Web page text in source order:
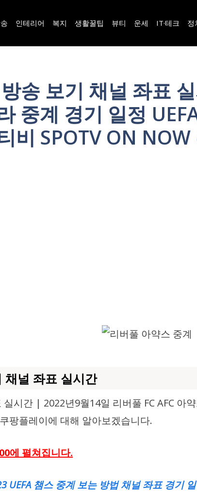
인테리어 복지 생활꿀팁 뷰티 운세 IT·테크 정
송 보기 채널 좌표
중계 경기 일정
비 SPOTV ON
널 좌표 실시간
실시간 | 2022년9월14일 리버풀 FC AFC 아
팡플레이에 대해 알아보겠습니다.
에 펼쳐집니다.
UEFA 챔스 중계 보는 방법 채널 좌표 경기